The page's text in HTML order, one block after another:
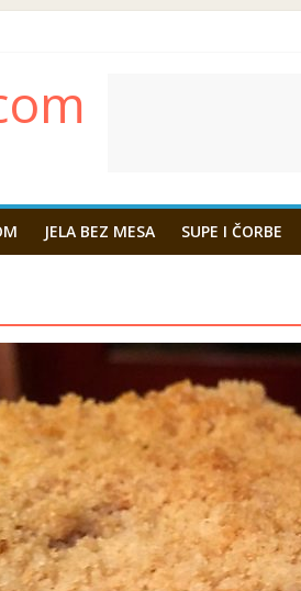
JELA BEZ MESA SUPE I ČORBE